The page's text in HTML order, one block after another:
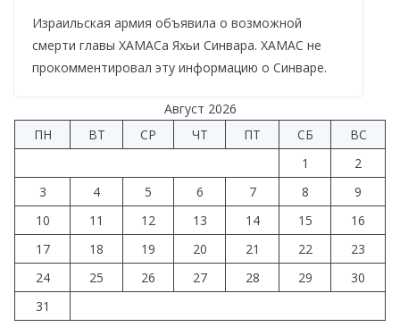
Израильская армия объявила о возможной
смерти главы ХАМАСа Яхьи Синвара. ХАМАС не
прокомментировал эту информацию о Синваре.
Август 2026
ПН
ВТ СР ЧТ ПТ СБ
ВС
1
2
3
4 5 6 7 8
9
10
11 12 13 14 15
16
17
18 19 20 21 22
23
24
25 26 27 28 29
30
31